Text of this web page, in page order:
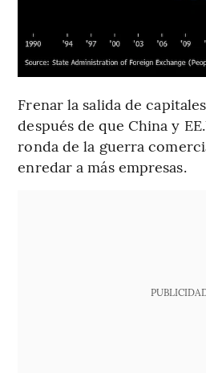
Frenar la salida de
después de que China y
ronda de la guerra
enredar a más empresas.